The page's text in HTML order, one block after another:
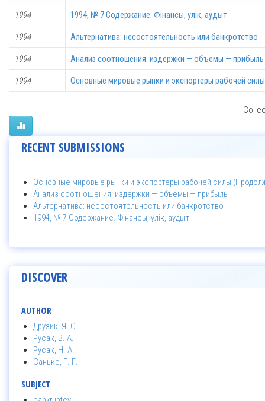
1994 1994, № 7 Содержание. Фінансы, улік, аудыт
1994 Альтернатива: несостоятельность или банкротство
1994 Анализ соотношения: издержки — объемы — прибыль
1994 Основные мировые рынки и экспортеры рабочей
RECENT SUBMISSIONS
Основные мировые рынки и экспортеры рабочей силы
Анализ соотношения: издержки — объемы — прибыль
Альтернатива: несостоятельность или банкротство
1994, № 7 Содержание. Фінансы, улік, аудыт
DISCOVER
AUTHOR
Друзик, Я. С.
Русак, В. А.
Русак, Н. А.
Санько, Г. Г.
SUBJECT